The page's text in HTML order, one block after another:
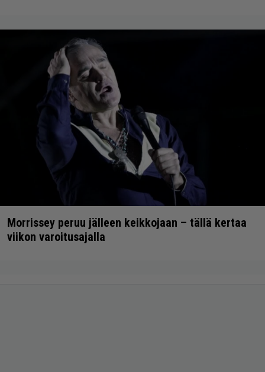
Morrissey peruu jälleen keikkojaan – tällä kertaa
viikon varoitusajalla